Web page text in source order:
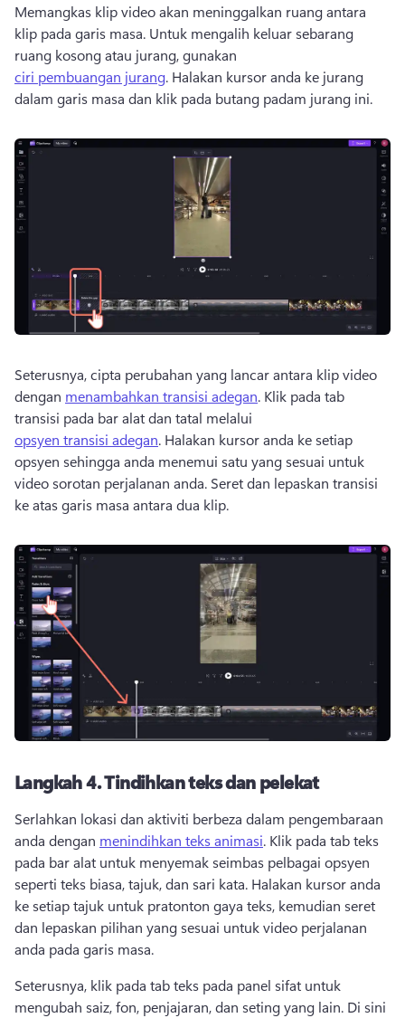
Memangkas klip video akan meninggalkan ruang antara
klip pada garis masa. Untuk mengalih keluar sebarang
ruang kosong atau jurang, gunakan
ciri pembuangan jurang. Halakan kursor anda ke jurang
dalam garis masa dan klik pada butang padam jurang ini.
Seterusnya, cipta perubahan yang lancar antara klip video
dengan menambahkan transisi adegan. Klik pada tab
transisi pada bar alat dan tatal melalui
opsyen transisi adegan. Halakan kursor anda ke setiap
opsyen sehingga anda menemui satu yang sesuai untuk
video sorotan perjalanan anda. Seret dan lepaskan transisi
ke atas garis masa antara dua klip.
Langkah 4.Tindihkan teks dan pelekat
Serlahkan lokasi dan aktiviti berbeza dalam pengembaraan
anda dengan menindihkan teks animasi. Klik pada tab teks
pada bar alat untuk menyemak seimbas pelbagai opsyen
seperti teks biasa, tajuk, dan sari kata. Halakan kursor anda
ke setiap tajuk untuk pratonton gaya teks, kemudian seret
dan lepaskan pilihan yang sesuai untuk video perjalanan
anda pada garis masa.
Seterusnya, klik pada tab teks pada panel sifat untuk
mengubah saiz, fon, penjajaran, dan seting yang lain. Di sini